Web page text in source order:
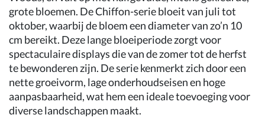
grote bloemen. De Chiffon-serie bloeit van juli tot
oktober, waarbij de bloem een diameter van zo’n 10
cm bereikt. Deze lange bloeiperiode zorgt voor
spectaculaire displays die van de zomer tot de herfst
te bewonderen zijn. De serie kenmerkt zich door een
nette groeivorm, lage onderhoudseisen en hoge
aanpasbaarheid, wat hem een ideale toevoeging voor
diverse landschappen maakt.